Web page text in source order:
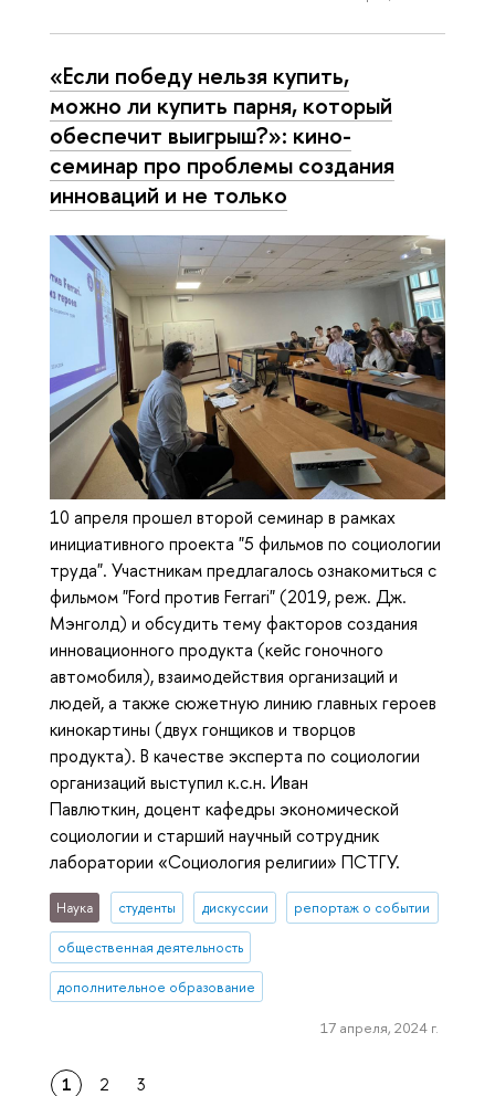
«Если победу нельзя купить,
можно ли купить парня, который
обеспечит выигрыш?»: кино-
семинар про проблемы создания
инноваций и не только
10 апреля прошел второй семинар в рамках
инициативного проекта "5 фильмов по социологии
труда". Участникам предлагалось ознакомиться с
фильмом "Ford против Ferrari" (2019, реж. Дж.
Мэнголд) и обсудить тему факторов создания
инновационного продукта (кейс гоночного
автомобиля), взаимодействия организаций и
людей, а также сюжетную линию главных героев
кинокартины (двух гонщиков и творцов
продукта). В качестве эксперта по социологии
организаций выступил к.с.н. Иван
Павлюткин, доцент кафедры экономической
социологии и старший научный сотрудник
лаборатории «Социология религии» ПСТГУ.
Наука студенты дискуссии репортаж о событии
общественная деятельность
дополнительное образование
17 апреля, 2024 г.
1 2 3